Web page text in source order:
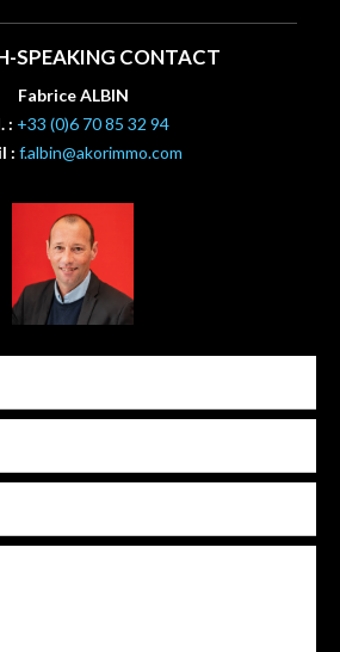
SPEAKING CONTACT
Fabrice ALBIN
: +33 (0)6 70 85 32 94
: f.albin@akorimmo.com